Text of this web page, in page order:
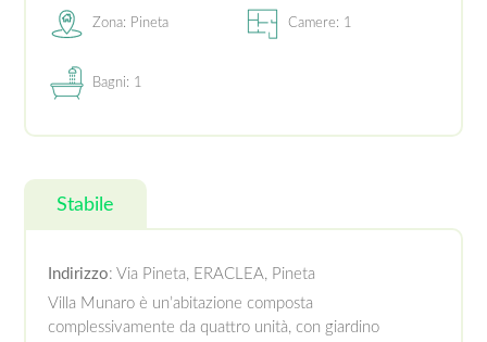
Zona: Pineta Camere: 1
Bagni: 1
Stabile
Indirizzo: Via Pineta, ERACLEA, Pineta
Villa Munaro è un’abitazione composta
complessivamente da quattro unità, con giardino